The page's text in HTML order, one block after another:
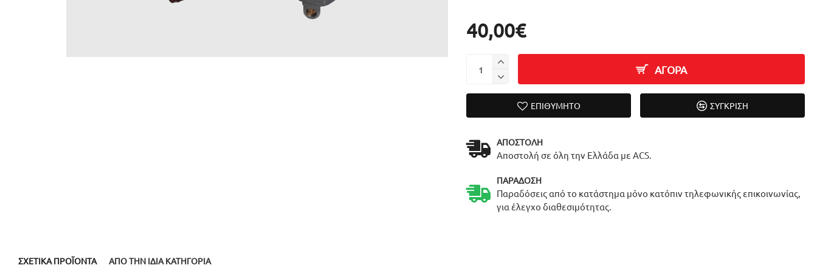
40,00€
ΑΓΟΡΑ
ΕΠΙΘΥΜΗΤΌ ΣΎΓΚΡΙΣΗ
ΑΠΟΣΤΟΛΉ
Αποστολή σε όλη την Ελλάδα με ACS.
ΠΑΡΆΔΟΣΗ
Παραδόσεις από το κατάστημα μόνο κατόπιν τηλεφωνικής επικοινωνίας,
για έλεγχο διαθεσιμότητας.
ΣΧΕΤΙΚΆ ΠΡΟΪΌΝΤΑ ΑΠΌ ΤΗΝ ΊΔΙΑ ΚΑΤΗΓΟΡΊΑ